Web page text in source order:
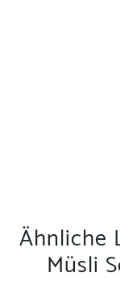
Ähnliche
Müsli